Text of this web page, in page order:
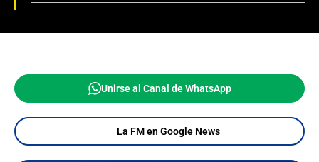
Unirse al Canal de WhatsApp
La FM en Google News